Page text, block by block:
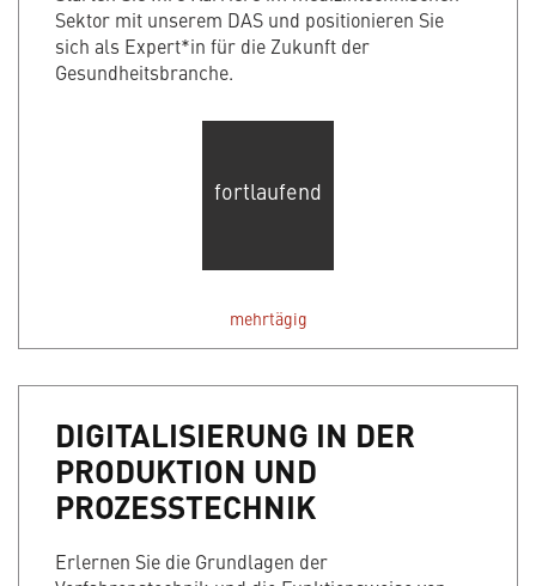
Sektor mit unserem DAS und positionieren Sie
sich als Expert*in für die Zukunft der
Gesundheitsbranche.
fortlaufend
mehrtägig
DIGITALISIERUNG IN DER
PRODUKTION UND
PROZESSTECHNIK
Erlernen Sie die Grundlagen der